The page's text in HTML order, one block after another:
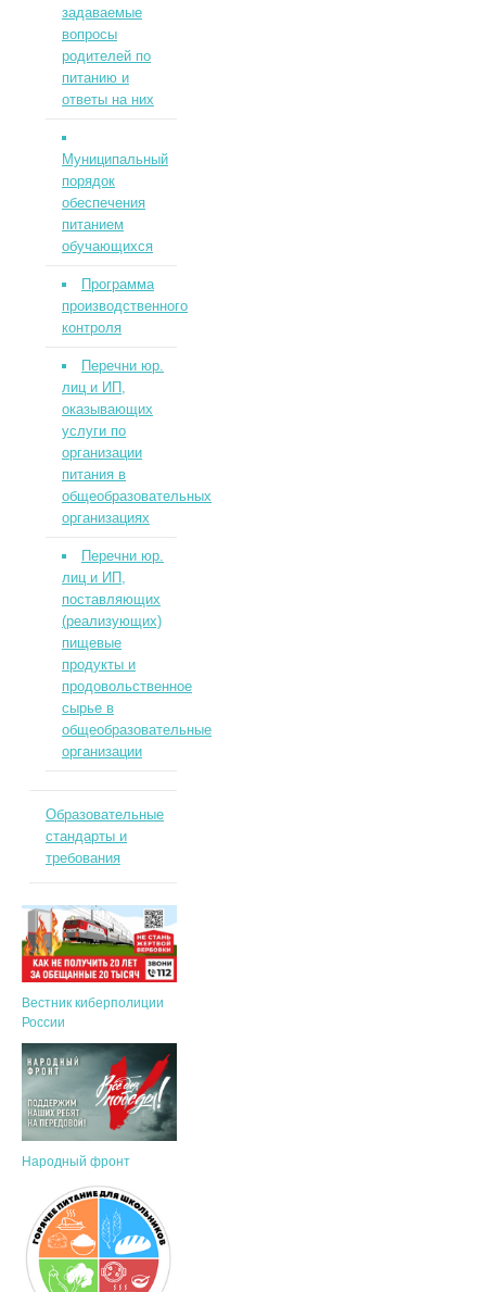
задаваемые
вопросы
родителей по
питанию и
ответы на них
Муниципальный
порядок
обеспечения
питанием
обучающихся
Программа
производственного
контроля
Перечни юр.
лиц и ИП,
оказывающих
услуги по
организации
питания в
общеобразовательных
организациях
Перечни юр.
лиц и ИП,
поставляющих
(реализующих)
пищевые
продукты и
продовольственное
сырье в
общеобразовательные
организации
Образовательные
стандарты и
требования
Вестник киберполиции
России
Народный фронт